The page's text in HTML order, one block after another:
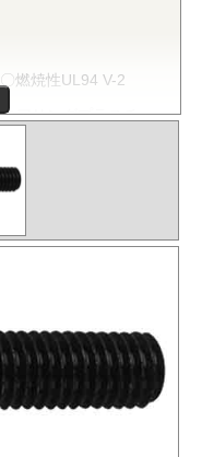
燃焼性UL94 V-2
アリングプラスチッ
消火性を示すことか
野にいたるまで、幅
中で長時間使用して
、耐薬品性、機械的
も優れ、電気・電子
用いられています。